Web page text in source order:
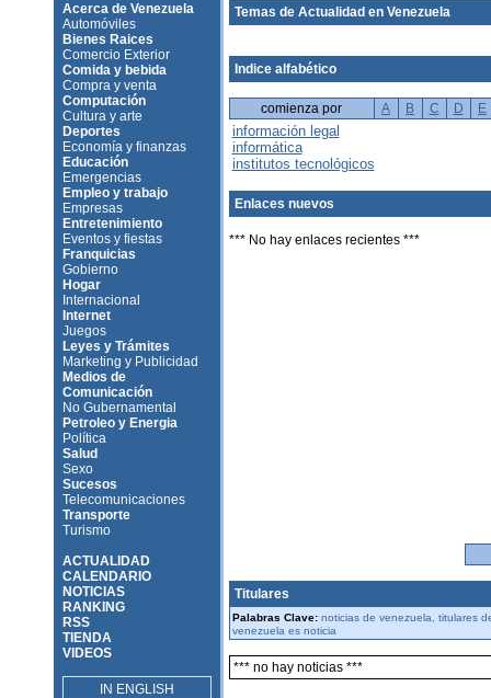
Acerca de Venezuela
Automóviles
Bienes Raices
Comercio Exterior
Comida y bebida
Compra y venta
Computación
Cultura y arte
Deportes
Economía y finanzas
Educación
Emergencias
Empleo y trabajo
Empresas
Entretenimiento
Eventos y fiestas
Franquicias
Gobierno
Hogar
Internacional
Internet
Juegos
Leyes y Trámites
Marketing y Publicidad
Medios de
Comunicación
No Gubernamental
Petroleo y Energia
Política
Salud
Sexo
Sucesos
Telecomunicaciones
Transporte
Turismo
ACTUALIDAD
CALENDARIO
NOTICIAS
RANKING
RSS
TIENDA
VIDEOS
IN ENGLISH
Temas de Actualidad en Venezuela
Indice alfabético
comienza por A B C D E
información legal
informática
institutos tecnológicos
Enlaces nuevos
*** No hay enlaces recientes ***
Titulares
Palabras Clave: noticias de venezuela, titulares
venezuela es noticia
*** no hay noticias ***